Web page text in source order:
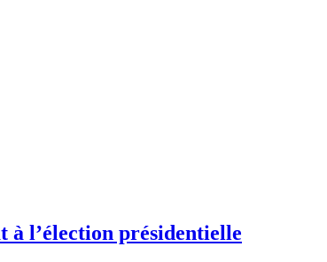
l’élection présidentielle